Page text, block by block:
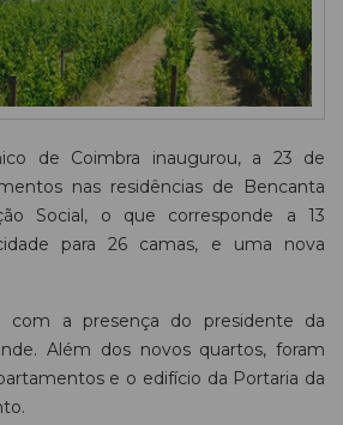
de Coimbra inaugurou, a 23 de
nas residências de Bencanta
Social, o que corresponde a 13
para 26 camas, e uma nova
com a presença do presidente da
Além dos novos quartos, foram
e o edifício da Portaria da